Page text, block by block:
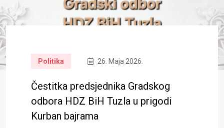
Politika 26. Maja 2026.
Čestitka predsjednika Gradskog
odbora HDZ BiH Tuzla u prigodi
Kurban bajrama